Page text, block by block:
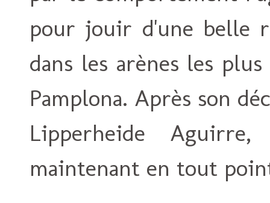
pour jouir d'une belle
dans les arènes les
Pamplona. Après son
Lipperheide
maintenant en tout